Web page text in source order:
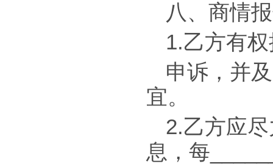
八、商情
1.乙方有
申诉，并
宜。
2.乙方应
息，每